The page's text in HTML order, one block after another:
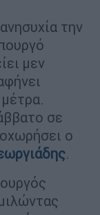
την
μεν
σε
ο
.